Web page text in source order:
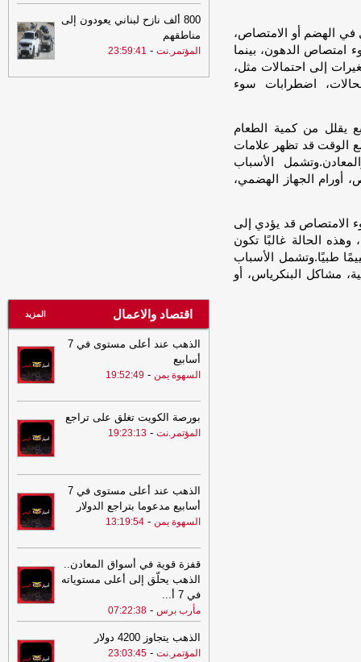
في الهضم أو الامتصاص،
امتصاص الدهون، بينما
إلى احتمالات مثل،
اضطرابات سوء
يقلل من كمية الطعام
الوقت قد تظهر علامات
الأسباب
أورام الجهاز الهضمي،
الامتصاص قد يؤدي إلى
الحالة غالبًا تكون
طبيًا.وتشمل الأسباب
مشاكل البنكرياس، أو
20:30
البنك المركزي يوقف تراخيص
ثلاث منشآت صرافة ويغلق مقراتها
-الصهوة
800 ألف نازح لبناني يعودون إلى
مناطقهم
المؤتمر.نت -
23:59:41
اقتصاد والاعمال المزيد
الذهب عند أعلى مستوى في 7
أسابيع
السهوة يمن -
19:52:49
بورصة الكويت تغلق على تراجع
المؤتمر.نت -
19:23:13
الذهب عند أعلى مستوى في 7
أسابيع مدعوما بتراجع الدولار
السهوة يمن -
13:19:54
قفزة قوية في أسواق المعادن..
الذهب يحلّق إلى أعلى مستوياته
في 7 أ
...
مأرب برس -
07:22:38
الذهب يتجاوز 4200 دولار
المؤتمر.نت -
23:03:45